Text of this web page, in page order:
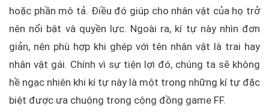
hoặc phần mô tả. Điều đó giúp cho nhân vật của họ trở
nên nổi bật và quyền lực. Ngoài ra, kí tự này nhìn đơn
giản, nên phù hợp khi ghép với tên nhân vật là trai hay
nhân vật gái. Chính vì sự tiện lợi đó, chúng ta sẽ không
hề ngạc nhiên khi kí tự này là một trong những kí tự đặc
biệt được ưa chuộng trong cộng đồng game FF.